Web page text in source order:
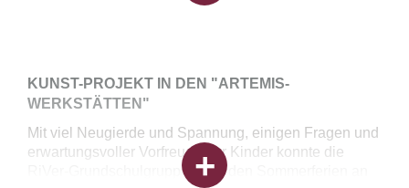
KUNST-PROJEKT
IN DEN "ARTEMIS-
WERKSTÄTTEN"
Mit viel Neugierde und Spannung, einigen Fragen und
erwartungsvoller Vorfreude der Kinder konnte die
RiVer-Grundschulgruppe nach den Sommerferien an